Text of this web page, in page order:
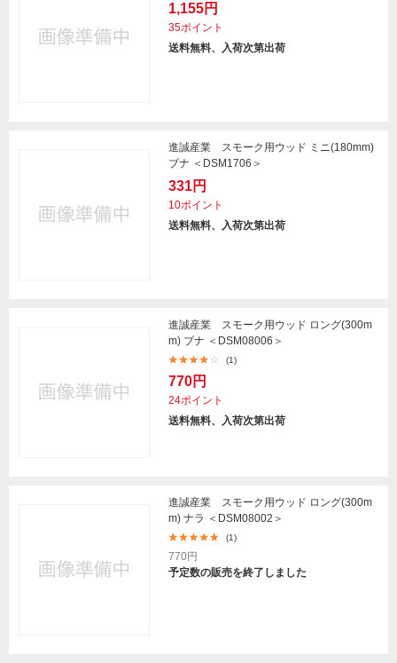
1,155円
35ポイント
送料無料、入荷次第出荷
進誠産業 スモーク用ウッド ミニ(180mm)
ブナ ＜DSM1706＞
331円
10ポイント
送料無料、入荷次第出荷
進誠産業 スモーク用ウッド ロング(300m
m) ブナ ＜DSM08006＞
(1)
770円
24ポイント
送料無料、入荷次第出荷
進誠産業 スモーク用ウッド ロング(300m
m) ナラ ＜DSM08002＞
(1)
770円
予定数の販売を終了しました